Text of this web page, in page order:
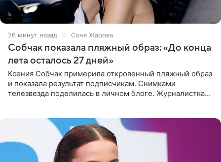
26 минут назад Соня Жарова
Собчак показала пляжный образ: «До конца
лета осталось 27 дней»
Ксения Собчак примерила откровенный пляжный образ
и показала результат подписчикам. Снимками
телезвезда поделилась в личном блоге. Журналистка